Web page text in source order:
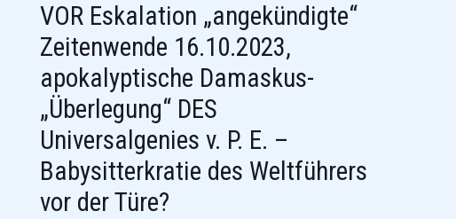
VOR Eskalation „angekündigte“
Zeitenwende 16.10.2023,
apokalyptische Damaskus-
„Überlegung“ DES
Universalgenies v. P. E. –
Babysitterkratie des Weltführers
vor der Türe?